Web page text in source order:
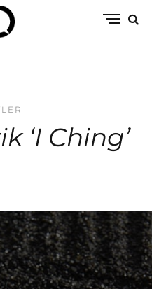
‘I Ching’